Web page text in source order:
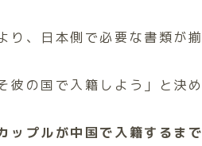
り、日本側で必要な書類が
彼の国で入籍しよう」と決め
ップルが中国で入籍するま